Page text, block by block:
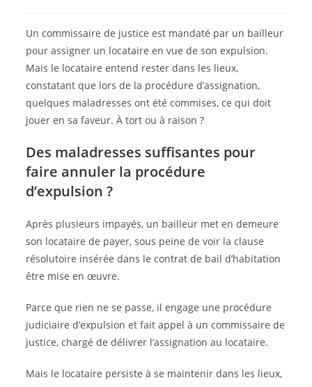
Un commissaire de justice est mandaté par un bailleur
pour assigner un locataire en vue de son expulsion.
Mais le locataire entend rester dans les lieux,
constatant que lors de la procédure d’assignation,
quelques maladresses ont été commises, ce qui doit
jouer en sa faveur. À tort ou à raison ?
Des maladresses suffisantes pour
faire annuler la procédure
d’expulsion ?
Après plusieurs impayés, un bailleur met en demeure
son locataire de payer, sous peine de voir la clause
résolutoire insérée dans le contrat de bail d’habitation
être mise en œuvre.
Parce que rien ne se passe, il engage une procédure
judiciaire d’expulsion et fait appel à un commissaire de
justice, chargé de délivrer l’assignation au locataire.
Mais le locataire persiste à se maintenir dans les lieux,